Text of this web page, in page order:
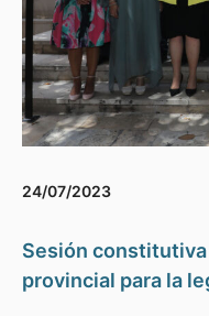
24/07/2023
Sesión
provincial para la